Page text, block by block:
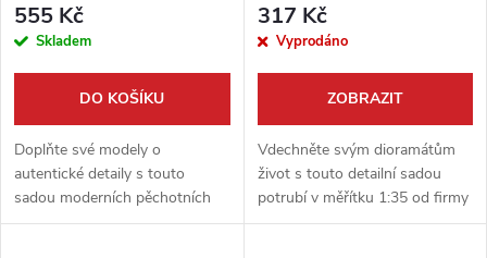
555 Kč
Skladem
DO KOŠÍKU
Doplňte své modely o
autentické detaily s touto
sadou moderních pěchotních
zbraní a nášivek Ozbrojených
317 Kč
Vyprodáno
ZOBRAZIT
Vdechněte svým dioramátům
život s touto detailní sadou
potrubí v měřítku 1:35 od firmy
Miniart. Tento set je ideálním